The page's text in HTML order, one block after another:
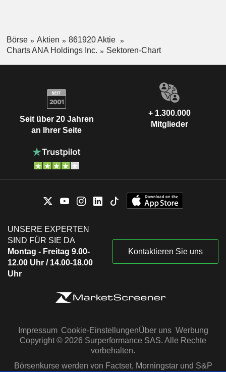
Börse Aktien
861920 Aktie
Charts ANA Holdings Inc.
Sektoren-Chart
Seit über 20 Jahren
an Ihrer Seite
+ 1.300.000
Mitglieder
UNSERE EXPERTEN
SIND FÜR SIE DA
Montag - Freitag 9.00-
12.00 Uhr / 14.00-18.00
Uhr
Kontaktieren Sie uns
Impressum Cookie-EinstellungenÜber uns Werbung
Copyright © 2026 Surperformance SAS. Alle Rechte
vorbehalten.
Börsenkurse werden von Factset, Morningstar und S&P